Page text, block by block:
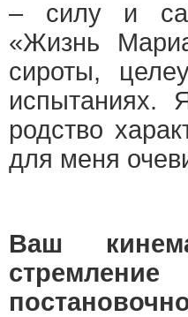
– силу и
«Жизнь
сироты,
родство
для меня
Ваш